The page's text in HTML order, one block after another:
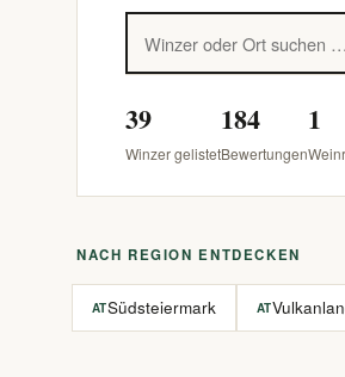
39
Winzer gelistet
184
Bewertungen
1
NACH REGION ENTDECKEN
ATSüdsteiermark AT